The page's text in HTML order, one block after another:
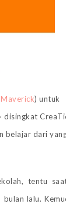
Maverick) untuk
disingkat
belajar dari
tentu
lalu.